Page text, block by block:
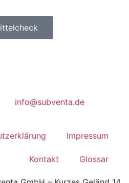
info@subventa.de
Impressum
Kontakt Glossar